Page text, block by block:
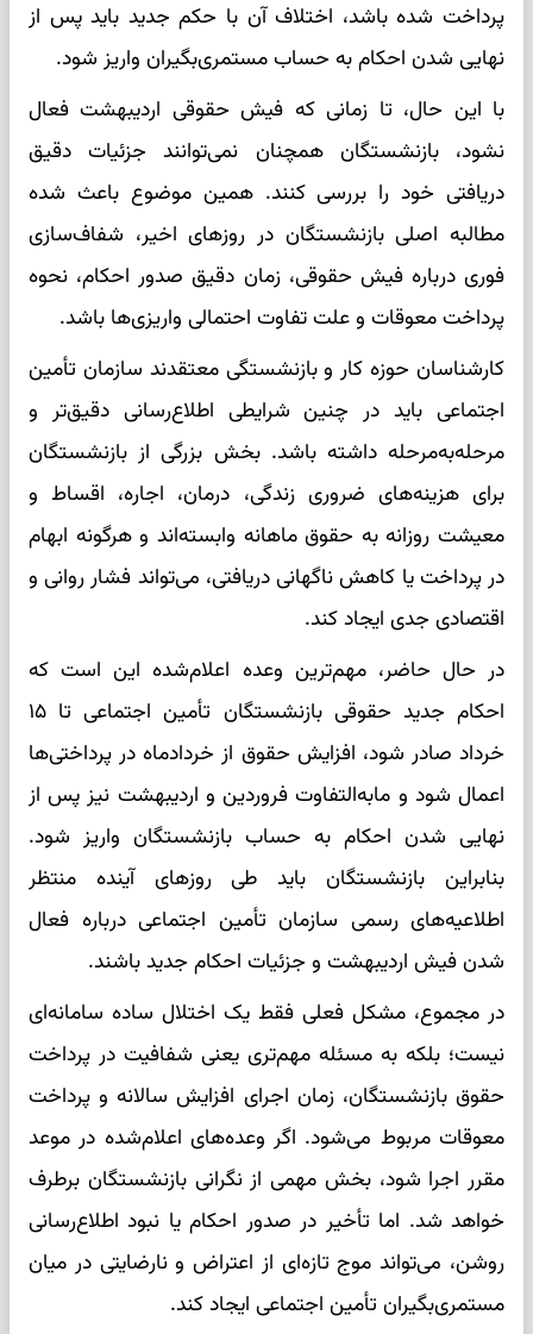
پرداخت شده باشد، اختلاف آن با حکم جدید باید پس از
نهایی شدن احکام به حساب مستمری‌بگیران واریز شود.
با این حال، تا زمانی که فیش حقوقی اردیبهشت فعال
نشود، بازنشستگان همچنان نمی‌توانند جزئیات دقیق
دریافتی خود را بررسی کنند. همین موضوع باعث شده
مطالبه اصلی بازنشستگان در روزهای اخیر، شفاف‌سازی
فوری درباره فیش حقوقی، زمان دقیق صدور احکام، نحوه
پرداخت معوقات و علت تفاوت احتمالی واریزی‌ها باشد.
کارشناسان حوزه کار و بازنشستگی معتقدند سازمان تأمین
اجتماعی باید در چنین شرایطی اطلاع‌رسانی دقیق‌تر و
مرحله‌به‌مرحله داشته باشد. بخش بزرگی از بازنشستگان
برای هزینه‌های ضروری زندگی، درمان، اجاره، اقساط و
معیشت روزانه به حقوق ماهانه وابسته‌اند و هرگونه ابهام
در پرداخت یا کاهش ناگهانی دریافتی، می‌تواند فشار روانی و
اقتصادی جدی ایجاد کند.
در حال حاضر، مهم‌ترین وعده اعلام‌شده این است که
احکام جدید حقوقی بازنشستگان تأمین اجتماعی تا ۱۵
خرداد صادر شود، افزایش حقوق از خردادماه در پرداختی‌ها
اعمال شود و مابه‌التفاوت فروردین و اردیبهشت نیز پس از
نهایی شدن احکام به حساب بازنشستگان واریز شود.
بنابراین بازنشستگان باید طی روزهای آینده منتظر
اطلاعیه‌های رسمی سازمان تأمین اجتماعی درباره فعال
شدن فیش اردیبهشت و جزئیات احکام جدید باشند.
در مجموع، مشکل فعلی فقط یک اختلال ساده سامانه‌ای
نیست؛ بلکه به مسئله مهم‌تری یعنی شفافیت در پرداخت
حقوق بازنشستگان، زمان اجرای افزایش سالانه و پرداخت
معوقات مربوط می‌شود. اگر وعده‌های اعلام‌شده در موعد
مقرر اجرا شود، بخش مهمی از نگرانی بازنشستگان برطرف
خواهد شد. اما تأخیر در صدور احکام یا نبود اطلاع‌رسانی
روشن، می‌تواند موج تازه‌ای از اعتراض و نارضایتی در میان
مستمری‌بگیران تأمین اجتماعی ایجاد کند.